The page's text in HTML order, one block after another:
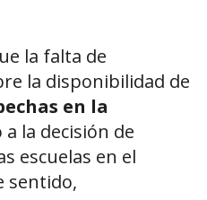
la falta de
la disponibilidad de
en la
la decisión de
escuelas en el
sentido,